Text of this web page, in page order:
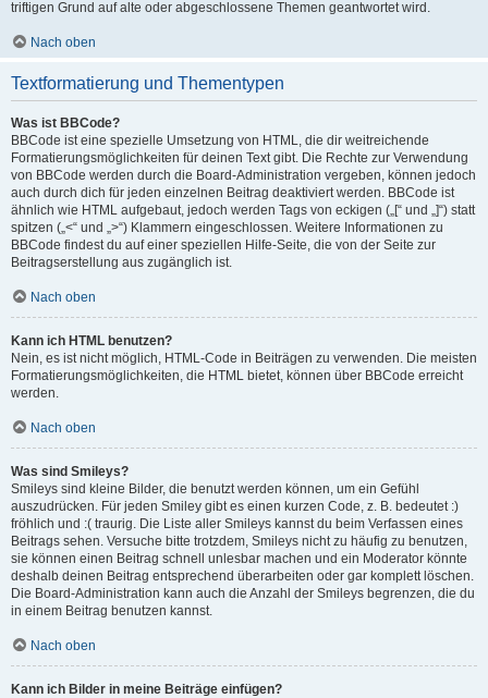
triftigen Grund auf alte oder abgeschlossene Themen geantwortet wird.
Nach oben
Textformatierung und Thementypen
Was ist BBCode?
BBCode ist eine spezielle Umsetzung von HTML, die dir weitreichende
Formatierungsmöglichkeiten für deinen Text gibt. Die Rechte zur Verwendung
von BBCode werden durch die Board-Administration vergeben, können jedoch
auch durch dich für jeden einzelnen Beitrag deaktiviert werden. BBCode ist
ähnlich wie HTML aufgebaut, jedoch werden Tags von eckigen („[“ und „]“) statt
spitzen („<“ und „>“) Klammern eingeschlossen. Weitere Informationen zu
BBCode findest du auf einer speziellen Hilfe-Seite, die von der Seite zur
Beitragserstellung aus zugänglich ist.
Nach oben
Kann ich HTML benutzen?
Nein, es ist nicht möglich, HTML-Code in Beiträgen zu verwenden. Die meisten
Formatierungsmöglichkeiten, die HTML bietet, können über BBCode erreicht
werden.
Nach oben
Was sind Smileys?
Smileys sind kleine Bilder, die benutzt werden können, um ein Gefühl
auszudrücken. Für jeden Smiley gibt es einen kurzen Code, z. B. bedeutet :)
fröhlich und :( traurig. Die Liste aller Smileys kannst du beim Verfassen eines
Beitrags sehen. Versuche bitte trotzdem, Smileys nicht zu häufig zu benutzen,
sie können einen Beitrag schnell unlesbar machen und ein Moderator könnte
deshalb deinen Beitrag entsprechend überarbeiten oder gar komplett löschen.
Die Board-Administration kann auch die Anzahl der Smileys begrenzen, die du
in einem Beitrag benutzen kannst.
Nach oben
Kann ich Bilder in meine Beiträge einfügen?